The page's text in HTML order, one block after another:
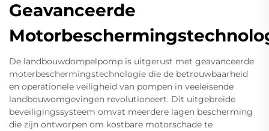
Geavanceerde
De landbouwdompelpomp is uitgerust met geavanceerde
moterbeschermingstechnologie die de betrouwbaarheid
en operationele veiligheid van pompen in veeleisende
landbouwomgevingen revolutioneert. Dit uitgebreide
beveiligingssysteem omvat meerdere lagen bescherming
die zijn ontworpen om kostbare motorschade te